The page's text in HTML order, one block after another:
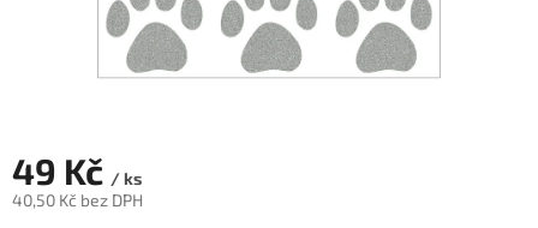
49 Kč / ks
40,50 Kč bez DPH